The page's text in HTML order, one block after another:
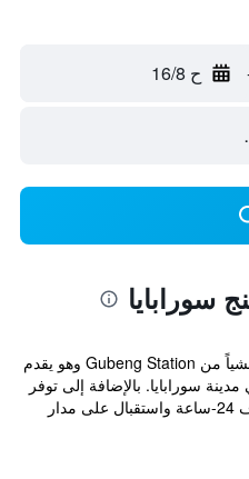
ح 16/8
سورابايا
يقع الفندق على بعد مسافة قصيرة مشياً من Gubeng Station وهو يقدم
سورابايا. بالإضافة إلى توفر
انترنت لاسلكي مجاني ، خدمة الغرف 24-ساعة واستقبال على مدار